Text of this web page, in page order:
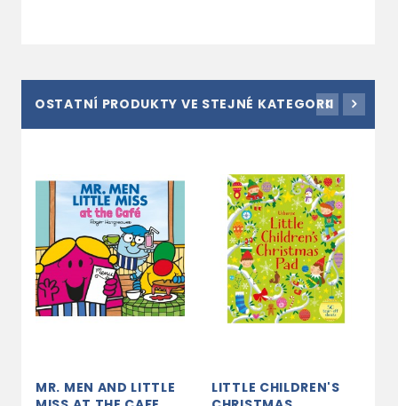
OSTATNÍ PRODUKTY VE STEJNÉ KATEGORII
MR. MEN AND LITTLE
LITTLE CHILDREN'S